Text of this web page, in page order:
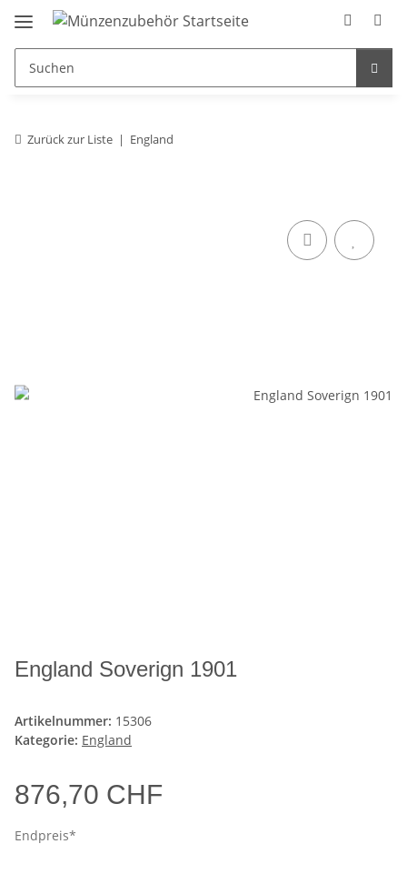
Zurück zur Liste England
England Soverign 1901
Artikelnummer: 15306
Kategorie: England
876,70 CHF
Endpreis*